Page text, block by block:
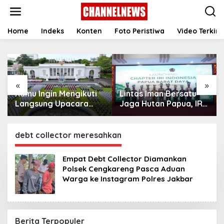
t
Home Indeks Konten Foto Peristiwa Video Terkini
« »
Kamu Ingin Mengikuti
Langsung Upacara
HUT Ke-81
Istana? Ini Link
Pendaftaran Resminya
di Sini
Lintas Iman Bersatu
Jaga Hutan Papua, IRI
Indonesia Resmikan
Daya
debt collector meresahkan
Empat Debt Collector Diamankan
Polsek Cengkareng Pasca Aduan
Warga ke Instagram Polres Jakbar
Berita Terpopuler